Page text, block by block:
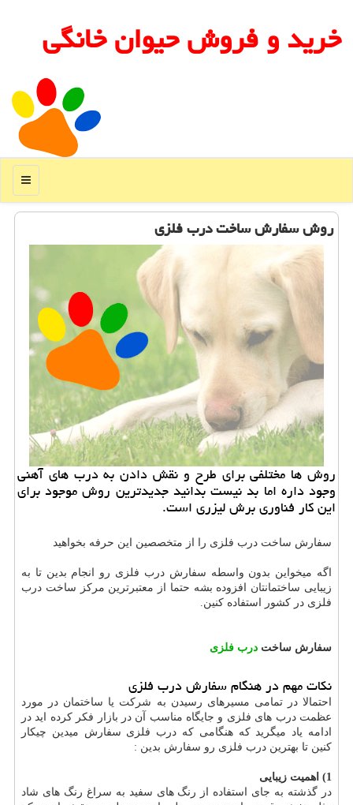
خرید و فروش حیوان خانگی
منو
روش سفارش ساخت درب فلزی
روش ها مختلفی برای طرح و نقش دادن به درب های آهنی
وجود داره اما بد نیست بدانید جدیدترین روش موجود برای
این كار فناوری برش لیزری است.
سفارش ساخت درب فلزی را از متخصصین این حرفه بخواهید
اگه میخواین بدون واسطه سفارش درب فلزی رو انجام بدین تا به
زیبایی ساختمانتان افزوده بشه حتما از معتبرترین مرکز ساخت درب
فلزی در کشور استفاده کنین.
سفارش ساخت درب فلزی
نکات مهم در هنگام سفارش درب فلزی
احتمالا در تمامی مسیرهای رسیدن به شرکت یا ساختمان در مورد
عظمت درب های فلزی و جایگاه مناسب آن در بازار فکر کرده اید در
ادامه یاد میگرید که هنگامی که درب فلزی سفارش میدین چیکار
کنین تا بهترین درب فلزی رو سفارش بدین :
1) اهمیت زیبایی
در گذشته به جای استفاده از رنگ های سفید به سراغ رنگ های شاد